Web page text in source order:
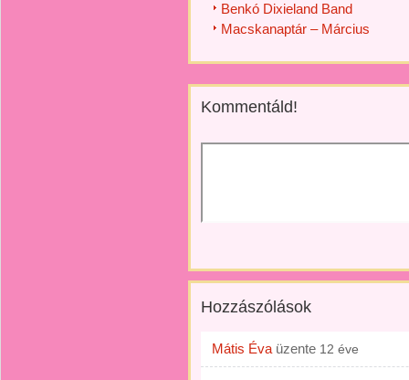
Benkó Dixieland Band
Macskanaptár – Március
Kommentáld!
Hozzászólások
Mátis Éva üzente 12 éve